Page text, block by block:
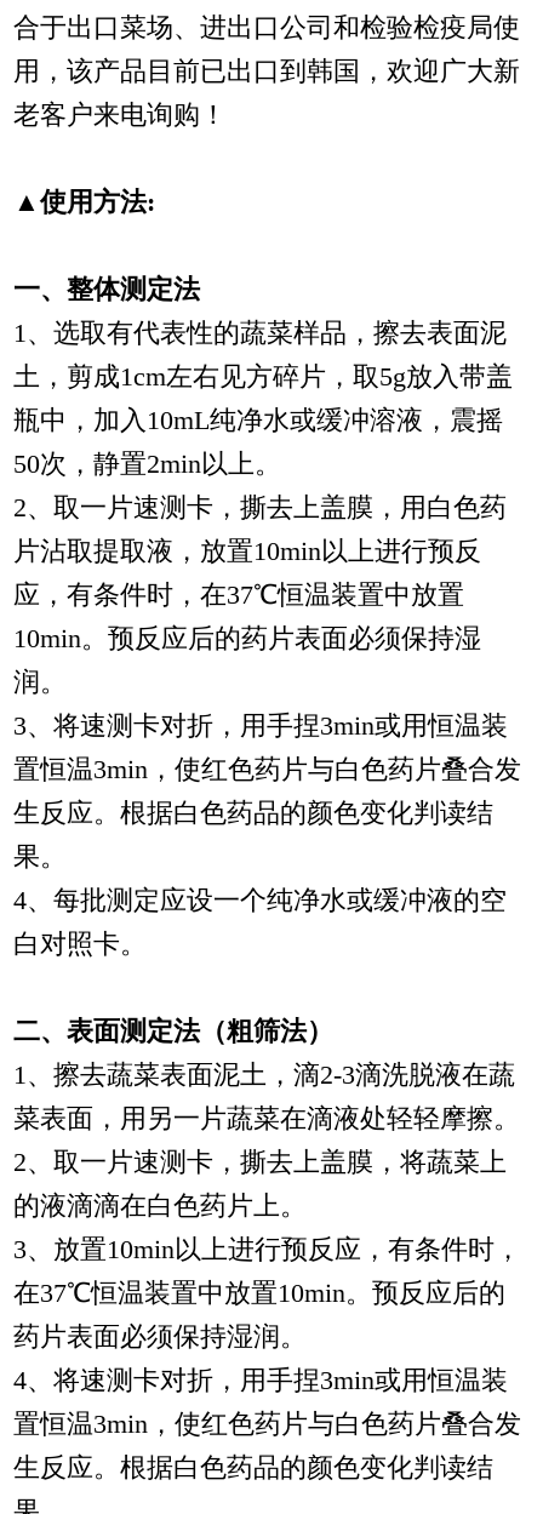
合于出口菜场、进出口公司和检验检疫局使
用，该产品目前已出口到韩国，欢迎广大新
老客户来电询购！
▲使用方法:
一、整体测定法
1、选取有代表性的蔬菜样品，擦去表面泥
土，剪成1cm左右见方碎片，取5g放入带盖
瓶中，加入10mL纯净水或缓冲溶液，震摇
50次，静置2min以上。
2、取一片速测卡，撕去上盖膜，用白色药
片沾取提取液，放置10min以上进行预反
应，有条件时，在37℃恒温装置中放置
10min。预反应后的药片表面必须保持湿
润。
3、将速测卡对折，用手捏3min或用恒温装
置恒温3min，使红色药片与白色药片叠合发
生反应。根据白色药品的颜色变化判读结
果。
4、每批测定应设一个纯净水或缓冲液的空
白对照卡。
二、表面测定法（粗筛法）
1、擦去蔬菜表面泥土，滴2-3滴洗脱液在蔬
菜表面，用另一片蔬菜在滴液处轻轻摩擦。
2、取一片速测卡，撕去上盖膜，将蔬菜上
的液滴滴在白色药片上。
3、放置10min以上进行预反应，有条件时，
在37℃恒温装置中放置10min。预反应后的
药片表面必须保持湿润。
4、将速测卡对折，用手捏3min或用恒温装
置恒温3min，使红色药片与白色药片叠合发
生反应。根据白色药品的颜色变化判读结